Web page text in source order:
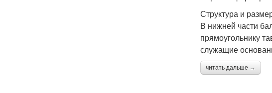
Структура и
В нижней части
прямоугольнику
служащие
читать дальше →